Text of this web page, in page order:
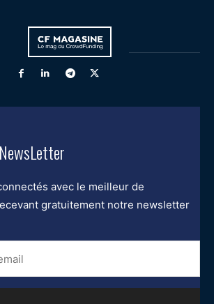
avec le meilleur de
gratuitement notre newsletter